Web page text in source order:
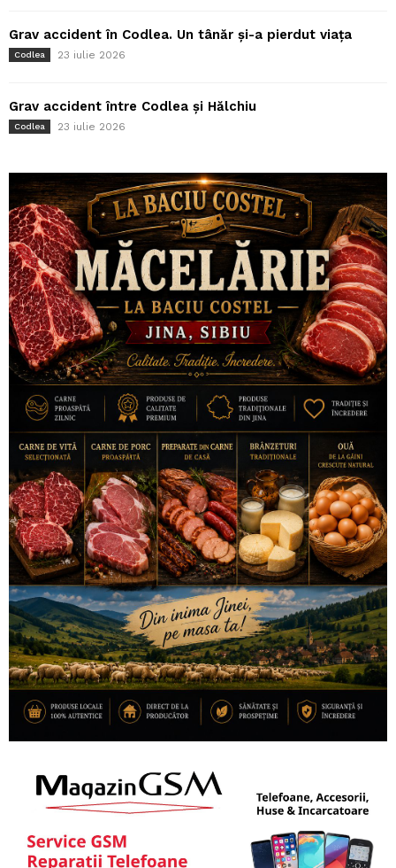
Grav accident în Codlea. Un tânăr și-a pierdut viața
Codlea 23 iulie 2026
Grav accident între Codlea și Hălchiu
Codlea 23 iulie 2026